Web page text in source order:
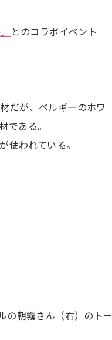
とのコラボイベント
だが、ベルギーのホワ
である。
使われている。
の朝霧さん（右）のトー